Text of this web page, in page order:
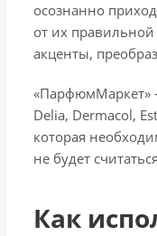
осознанно
от их
акценты,
«ПарфюмМаркет»
Delia, Dermacol,
которая
не будет
Как